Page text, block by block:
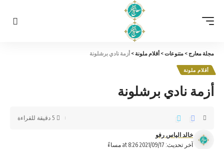
مجلة معارج> متنوعات> أقلام ملونة> أزمة نادي برشلونة
أقلام ملونة
أزمة نادي برشلونة
آخر تحديث: 2021/09/17 at 8:26 مساءً
خالد الياس رفو
5 دقيقة للقراءة